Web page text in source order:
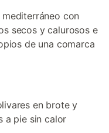
con
secos y calurosos e
de una comarca
en brote y
a pie sin calor